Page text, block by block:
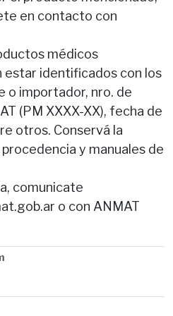
en contacto con
médicos
estar identificados con los
o importador, nro. de
(PM XXXX-XX), fecha de
otros. Conservá la
y manuales de
comunicate
o con ANMAT